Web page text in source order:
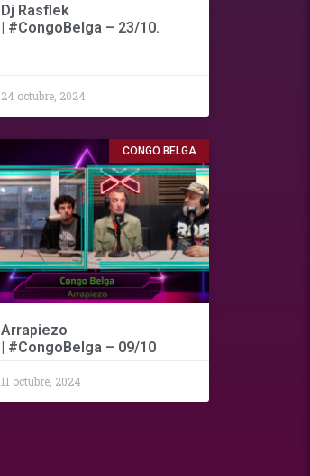
Dj Rasflek
| #CongoBelga – 23/10.
24 octubre, 2024
CONGO BELGA
Arrapiezo
| #CongoBelga – 09/10
11 octubre, 2024